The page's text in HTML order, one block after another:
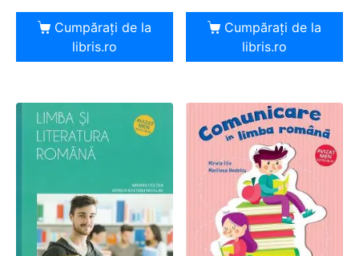
Cumpărați de la
libris.ro
Cumpărați de la
libris.ro